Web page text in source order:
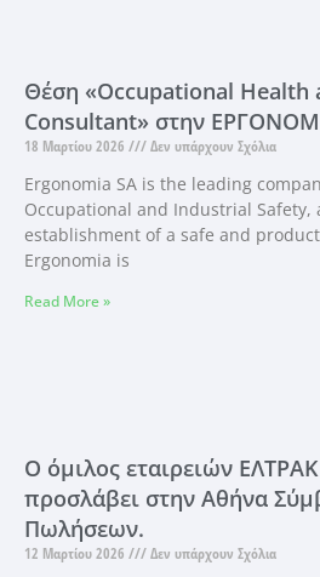
Θέση «Occupational Health
Consultant» στην
18 Μαρτίου 2026 Δεν υπάρχουν Σχόλια
Ergonomia SA is the leading
Occupational and Industrial Safety,
establishment of a safe and
Ergonomia is
Read More »
Ο όμιλος εταιρειών
προσλάβει στην Αθήνα
Πωλήσεων.
12 Μαρτίου 2026 Δεν υπάρχουν Σχόλια